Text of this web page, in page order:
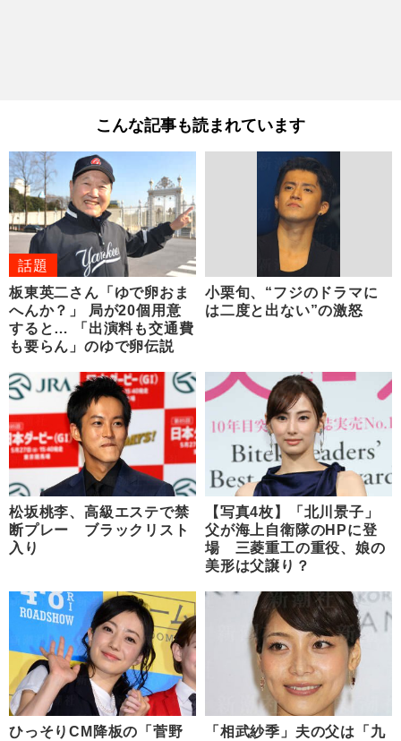
こんな記事も読まれています
話題
板東英二さん「ゆで卵おま
へんか？」 局が20個用意
すると… 「出演料も交通費
も要らん」のゆで卵伝説
小栗旬、“フジのドラマに
は二度と出ない”の激怒
松坂桃李、高級エステで禁
断プレー ブラックリスト
入り
【写真4枚】「北川景子」
父が海上自衛隊のHPに登
場 三菱重工の重役、娘の
美形は父譲り？
ひっそりCM降板の「菅野
「相武紗季」夫の父は「九